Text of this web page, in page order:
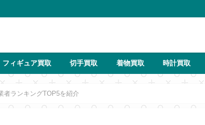
フィギュア買取 切手買取 着物買取 時計買取
者ランキングTOP5を紹介